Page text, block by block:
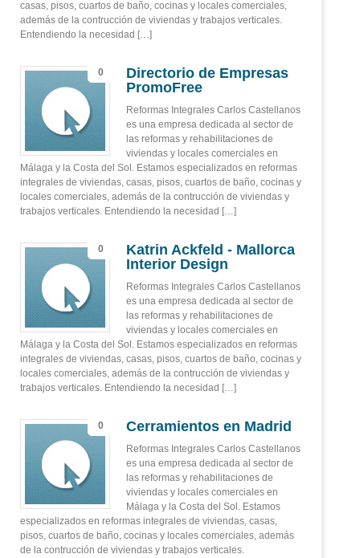
casas, pisos, cuartos de baño, cocinas y locales comerciales,
además de la contrucción de viviendas y trabajos verticales.
Entendiendo la necesidad […]
0
Directorio de Empresas
PromoFree
Reformas Integrales Carlos Castellanos
es una empresa dedicada al sector de
las reformas y rehabilitaciones de
viviendas y locales comerciales en
Málaga y la Costa del Sol. Estamos especializados en reformas
integrales de viviendas, casas, pisos, cuartos de baño, cocinas y
locales comerciales, además de la contrucción de viviendas y
trabajos verticales. Entendiendo la necesidad […]
0
Katrin Ackfeld - Mallorca
Interior Design
Reformas Integrales Carlos Castellanos
es una empresa dedicada al sector de
las reformas y rehabilitaciones de
viviendas y locales comerciales en
Málaga y la Costa del Sol. Estamos especializados en reformas
integrales de viviendas, casas, pisos, cuartos de baño, cocinas y
locales comerciales, además de la contrucción de viviendas y
trabajos verticales. Entendiendo la necesidad […]
0 Cerramientos en Madrid
Reformas Integrales Carlos Castellanos
es una empresa dedicada al sector de
las reformas y rehabilitaciones de
viviendas y locales comerciales en
Málaga y la Costa del Sol. Estamos
especializados en reformas integrales de viviendas, casas,
pisos, cuartos de baño, cocinas y locales comerciales, además
de la contrucción de viviendas y trabajos verticales.